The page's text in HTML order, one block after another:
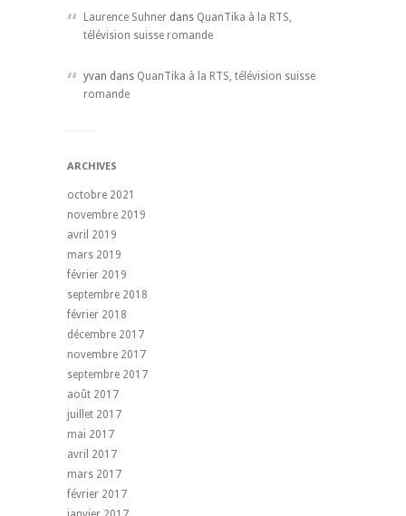
Laurence Suhner dans QuanTika à la RTS,
télévision suisse romande
yvan dans QuanTika à la RTS, télévision suisse
romande
ARCHIVES
octobre 2021
novembre 2019
avril 2019
mars 2019
février 2019
septembre 2018
février 2018
décembre 2017
novembre 2017
septembre 2017
août 2017
juillet 2017
mai 2017
avril 2017
mars 2017
février 2017